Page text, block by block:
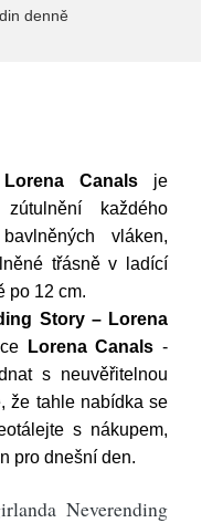
denně
Lorena Canals je
každého
vláken,
třásně v ladící
po 12 cm.
Story – Lorena
Lorena Canals -
s neuvěřitelnou
že tahle nabídka se
s nákupem,
pro dnešní den.
Neverending